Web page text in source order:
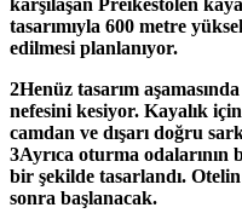
tasarımıyla 600 metre
edilmesi planlanıyor.
2Henüz tasarım
nefesini kesiyor. Kayalık
camdan ve dışarı doğru
3Ayrıca oturma odalarının
bir şekilde tasarlandı.
sonra başlanacak.